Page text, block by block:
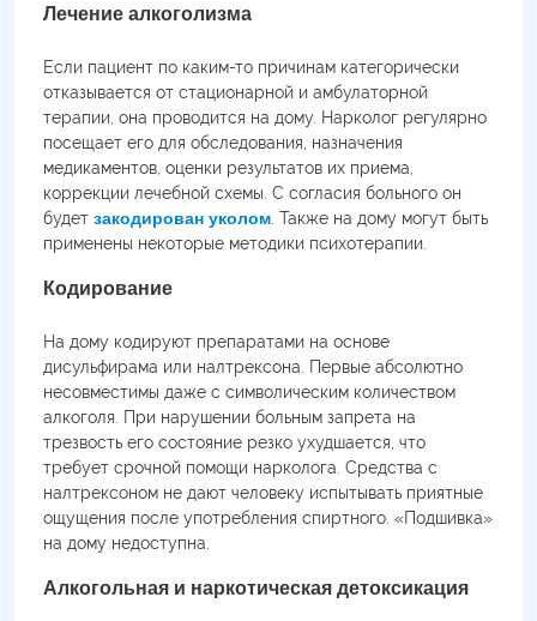
Лечение алкоголизма
Если пациент по каким-то причинам категорически
отказывается от стационарной и амбулаторной
терапии, она проводится на дому. Нарколог регулярно
посещает его для обследования, назначения
медикаментов, оценки результатов их приема,
коррекции лечебной схемы. С согласия больного он
будет закодирован уколом . Также на дому могут быть
применены некоторые методики психотерапии.
Кодирование
На дому кодируют препаратами на основе
дисульфирама или налтрексона. Первые абсолютно
несовместимы даже с символическим количеством
алкоголя. При нарушении больным запрета на
трезвость его состояние резко ухудшается, что
требует срочной помощи нарколога. Средства с
налтрексоном не дают человеку испытывать приятные
ощущения после употребления спиртного. «Подшивка»
на дому недоступна.
Алкогольная и наркотическая детоксикация